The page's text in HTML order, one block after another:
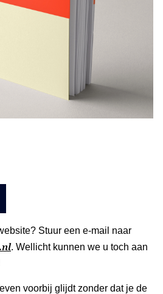
Stuur een e-mail naar
. Wellicht kunnen we u toch aan
voorbij glijdt zonder dat je de